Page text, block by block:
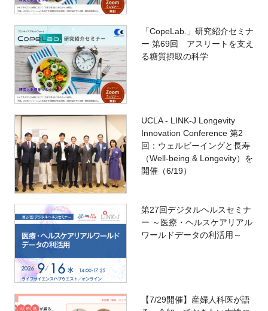
「CopeLab.」研究紹介セミナ
ー 第69回 アスリートを支え
る糖質摂取の科学
UCLA - LINK-J Longevity
Innovation Conference 第2
回：ウェルビーイングと長寿
（Well-being & Longevity）を
開催（6/19）
第27回デジタルヘルスセミナ
ー ～医療・ヘルスケアリアル
ワールドデータの利活用～
【7/29開催】産婦人科医が語